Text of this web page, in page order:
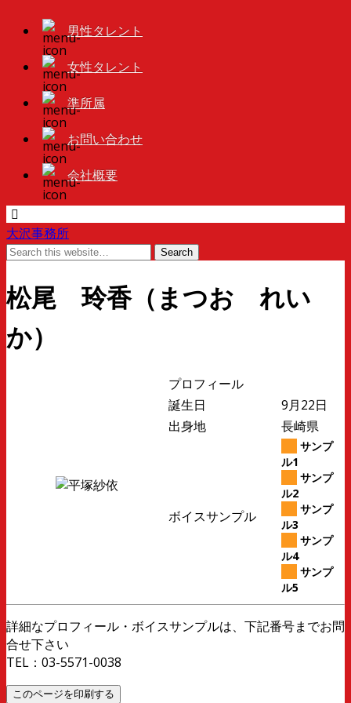
男性タレント
女性タレント
準所属
お問い合わせ
会社概要
大沢事務所
松尾 玲香（まつお れい
か）
プロフィール
誕生日
9月22日
出身地
長崎県
ボイスサンプル
サンプ
ル1
サンプ
ル2
サンプ
ル3
サンプ
ル4
サンプ
ル5
詳細なプロフィール・ボイスサンプルは、下記番号までお問
合せ下さい
TEL：03-5571-0038